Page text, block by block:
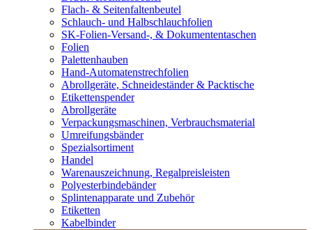
Flach- & Seitenfaltenbeutel
Schlauch- und Halbschlauchfolien
SK-Folien-Versand-, & Dokumententaschen
Folien
Palettenhauben
Hand-Automatenstrechfolien
Abrollgeräte, Schneideständer & Packtische
Etikettenspender
Abrollgeräte
Verpackungsmaschinen, Verbrauchsmaterial
Umreifungsbänder
Spezialsortiment
Handel
Warenauszeichnung, Regalpreisleisten
Polyesterbindebänder
Splintenapparate und Zubehör
Etiketten
Kabelbinder